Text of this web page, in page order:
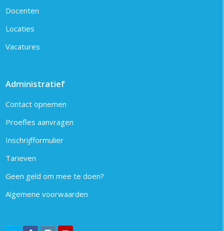
Docenten
Locaties
Vacatures
Administratief
Contact opnemen
Proefles aanvragen
Inschrijfformulier
Tarieven
Geen geld om mee te doen?
Algemene voorwaarden